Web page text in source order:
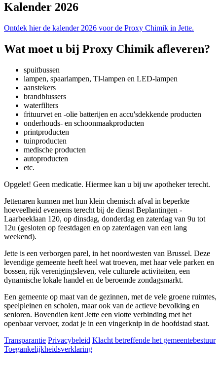
Kalender 2026
Ontdek hier de kalender 2026 voor de Proxy Chimik in Jette.
Wat moet u bij Proxy Chimik afleveren?
spuitbussen
lampen, spaarlampen, Tl-lampen en LED-lampen
aanstekers
brandblussers
waterfilters
frituurvet en -olie batterijen en accu'sdekkende producten
onderhouds- en schoonmaakproducten
printproducten
tuinproducten
medische producten
autoproducten
etc.
Opgelet! Geen medicatie. Hiermee kan u bij uw apotheker terecht.
Jettenaren kunnen met hun klein chemisch afval in beperkte
hoeveelheid eveneens terecht bij de dienst Beplantingen -
Laarbeeklaan 120, op dinsdag, donderdag en zaterdag van 9u tot
12u (gesloten op feestdagen en op zaterdagen van een lang
weekend).
Jette is een verborgen parel, in het noordwesten van Brussel. Deze
levendige gemeente heeft heel wat troeven, met haar vele parken en
bossen, rijk verenigingsleven, vele culturele activiteiten, een
dynamische lokale handel en de beroemde zondagsmarkt.
Een gemeente op maat van de gezinnen, met de vele groene ruimtes,
speelpleinen en scholen, maar ook van de actieve bevolking en
senioren. Bovendien kent Jette een vlotte verbinding met het
openbaar vervoer, zodat je in een vingerknip in de hoofdstad staat.
Transparantie Privacybeleid Klacht betreffende het gemeentebestuur
Toegankelijkheidsverklaring